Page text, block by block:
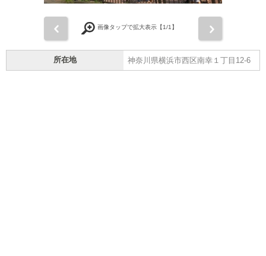
画像タップで拡大表示【1/1】
所在地 神奈川県横浜市西区南幸１丁目12-6